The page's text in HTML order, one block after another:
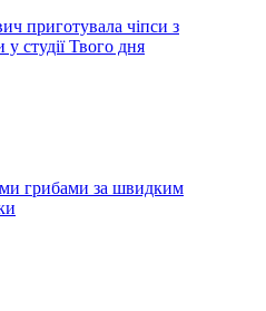
приготувала чіпси з
студії Твого дня
грибами за швидким